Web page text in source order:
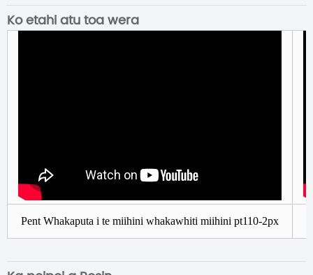
Ko etahi atu toa wera
Pent Whakaputa i te miihini whakawhiti miihini pt110-2px